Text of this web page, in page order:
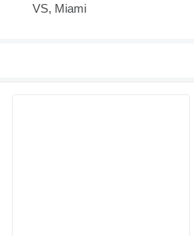
VS, Miami